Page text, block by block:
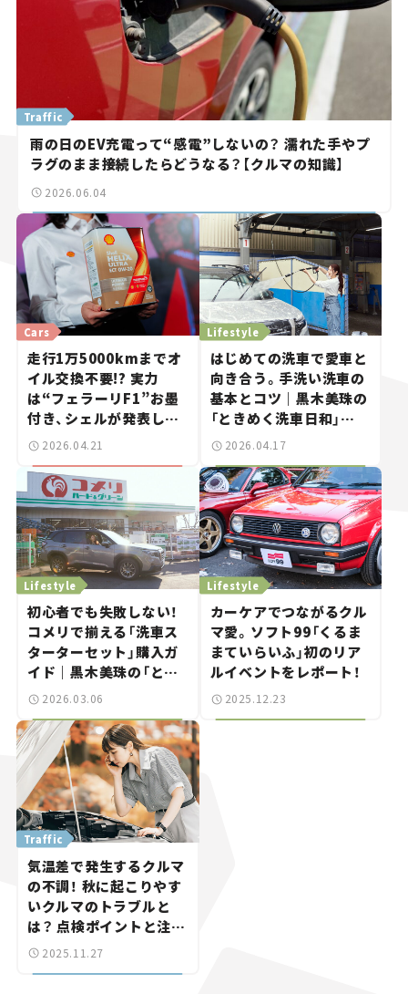
Traffic
雨の日のEV充電って“感電”しないの？ 濡れた手やプ
ラグのまま接続したらどうなる？【クルマの知識】
2026.06.04
Cars
走行1万5000kmまでオ
イル交換不要!? 実力
は“フェラーリF1”お墨
付き、シェルが発表した
新エンジンオイルが、僕
する
2026.04.21
Lifestyle
はじめての洗車で愛車と
向き合う。手洗い洗車の
基本とコツ｜黒木美珠の
「ときめく洗車日和」
vol.02
2026.04.17
Lifestyle
初⼼者でも失敗しない！
コメリで揃える「洗⾞ス
ターターセット」購入ガ
イド｜黒木美珠の「とき
めく洗車日和」vol.01
2026.03.06
Lifestyle
カーケアでつながるクル
マ愛。ソフト99「くるま
まていらいふ」初のリア
ルイベントをレポート！
2025.12.23
Traffic
気温差で発生するクルマ
の不調！ 秋に起こりやす
いクルマのトラブルと
は？ 点検ポイントと注意
点。2025.11.27